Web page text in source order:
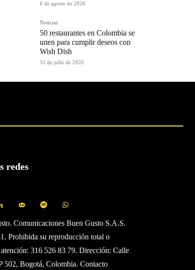
6 de agosto de 2026
Noticias
50 restaurantes en Colombia se
unen para cumplir deseos con
Wish Dish
31 de julio de 2026
redes
Comunicaciones Buen Gusto S.A.S.
Prohibida su reproducción total o
316 526 83 79. Dirección: Calle
502, Bogotá, Colombia. Contacto